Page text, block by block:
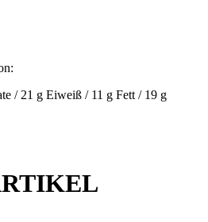
/ 21 g Eiweiß / 11 g Fett / 19 g